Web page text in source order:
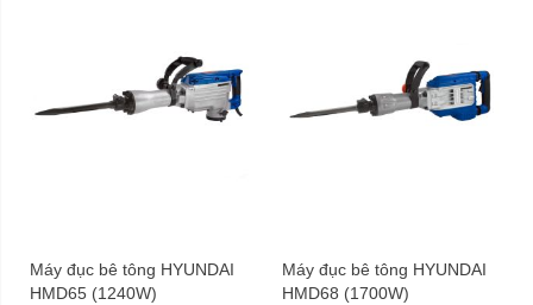
Máy đục bê tông HYUNDAI
HMD65 (1240W)
Máy đục bê tông HYUNDAI
HMD68 (1700W)